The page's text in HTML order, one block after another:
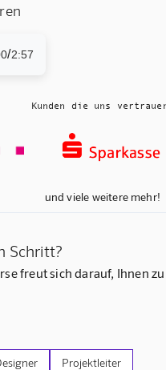
/2:57
Kunden die uns
und viele weitere mehr!
Schritt?
freut sich darauf, Ihnen
Projektleiter